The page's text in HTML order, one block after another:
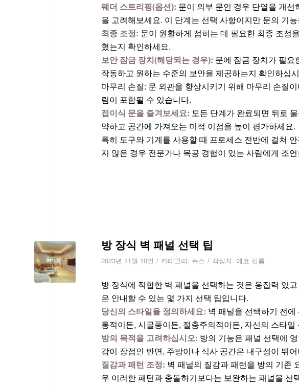
웨더 스트리핑(옵션): 문이 외부 문인 경우 단열을 개
을 고려해보세요. 이 단계는 선택 사항이지만 문의 기
최종 조정: 문이 원활하게 접히는 데 필요한 최종 조정
혔는지 확인하세요.
보안 잠금 장치(해당되는 경우): 문에 잠금 장치가 필요
작동하고 원하는 수준의 보안을 제공하는지 확인하십
마무리 손질: 문 외관을 향상시키기 위해 마무리 손질
림이 포함될 수 있습니다.
접이식 문을 즐겨보세요: 모든 단계가 완료되면 뒤로
약하고 공간에 가져오는 미적 이점을 높이 평가하세요.
특히 도구와 기계를 사용할 때 프로세스 전반에 걸쳐
지 않은 경우 전문가나 목공 경험이 있는 사람에게 조
방 장식 벽 패널 선택 팁
2023년 11월 10일 / 카테고리: 뉴스 / 작성자: 에코 필름
방 장식에 적합한 벽 패널을 선택하는 것은 응집력 있
은 안내할 수 있는 몇 가지 선택 팁입니다.
당신의 스타일을 정의하세요: 벽 패널을 선택하기 전
통적이든, 시골풍이든, 절충주의적이든, 자신의 스타
방의 목적을 고려하십시오: 방의 기능은 패널 선택에
감이 장점인 반면, 주방이나 식사 공간은 내구성이 뛰
질감과 패턴 조정: 벽 패널의 질감과 패턴을 방의 기존
우 이러한 패턴과 충돌하기보다는 보완하는 패널을 선